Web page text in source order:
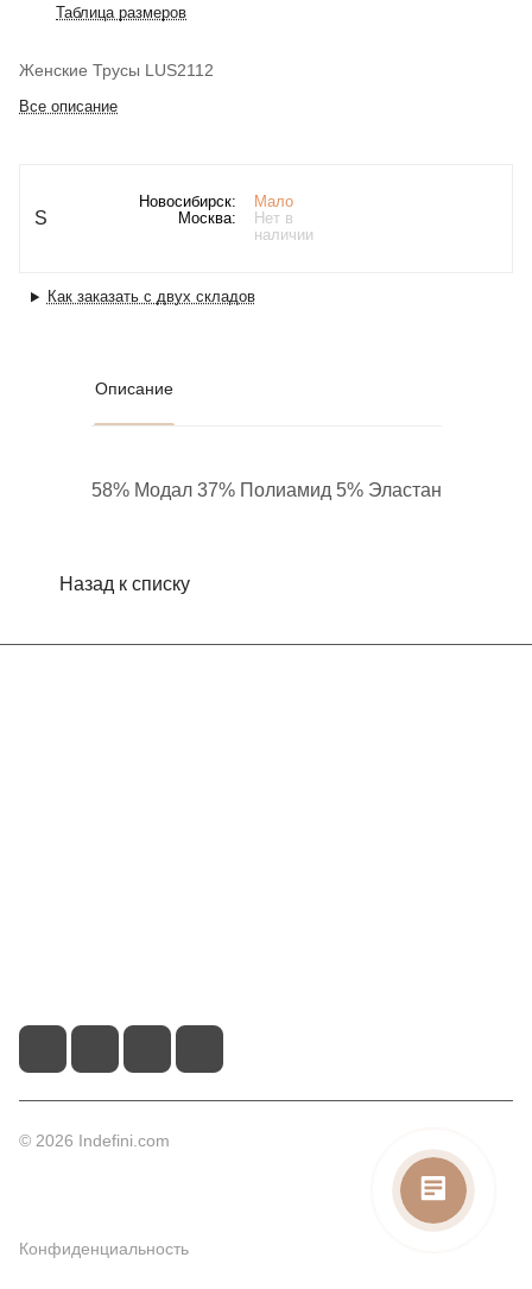
Таблица размеров
Женские Трусы LUS2112
Все описание
S
Новосибирск:
Мало
Москва:
Нет в
наличии
Как заказать с двух складов
Описание
58% Модал 37% Полиамид 5% Эластан
Назад к списку
© 2026 Indefini.com
Конфиденциальность